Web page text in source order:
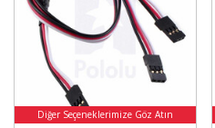
Diğer Seçeneklerimize Göz Atın